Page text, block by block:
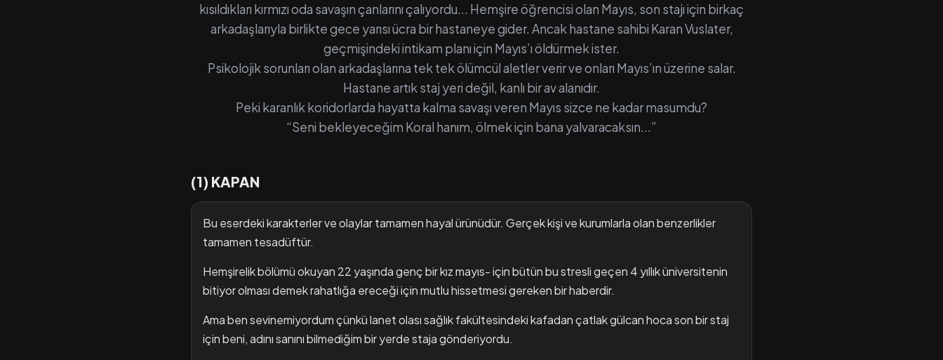
kısıldıkları kırmızı oda savaşın çanlarını çalıyordu... Hemşire öğrencisi olan Mayıs, son stajı için birkaç
arkadaşlarıyla birlikte gece yarısı ücra bir hastaneye gider. Ancak hastane sahibi Karan Vuslater,
geçmişindeki intikam planı için Mayıs’ı öldürmek ister.
Psikolojik sorunları olan arkadaşlarına tek tek ölümcül aletler verir ve onları Mayıs’ın üzerine salar.
Hastane artık staj yeri değil, kanlı bir av alanıdır.
Peki karanlık koridorlarda hayatta kalma savaşı veren Mayıs sizce ne kadar masumdu?
“Seni bekleyeceğim Koral hanım, ölmek için bana yalvaracaksın...”
(1) KAPAN
Bu eserdeki karakterler ve olaylar tamamen hayal ürünüdür. Gerçek kişi ve kurumlarla olan benzerlikler
tamamen tesadüftür.
Hemşirelik bölümü okuyan 22 yaşında genç bir kız mayıs- için bütün bu stresli geçen 4 yıllık üniversitenin
bitiyor olması demek rahatlığa ereceği için mutlu hissetmesi gereken bir haberdir.
Ama ben sevinemiyordum çünkü lanet olası sağlık fakültesindeki kafadan çatlak gülcan hoca son bir staj
için beni, adını sanını bilmediğim bir yerde staja gönderiyordu.